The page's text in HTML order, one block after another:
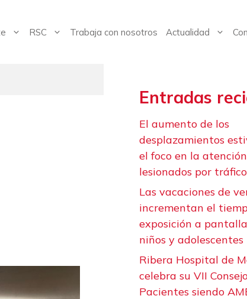
RSC Trabaja con nosotros Actualidad
Entradas
El aumento de los
desplazamientos
el foco en la
lesionados por tráfico
Las vacaciones de
incrementan el
exposición a
niños y adolescentes
Ribera Hospital de
celebra su VII
Pacientes siendo